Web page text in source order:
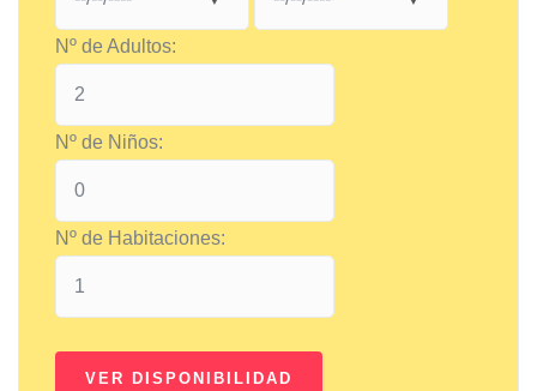
Nº de Adultos:
Nº de Niños:
Nº de Habitaciones: